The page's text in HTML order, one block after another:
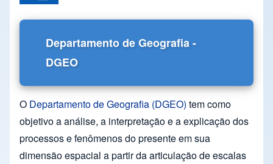
Departamento de Geografia -
DGEO
O Departamento de Geografia (DGEO) tem como
objetivo a análise, a interpretação e a explicação dos
processos e fenômenos do presente em sua
dimensão espacial a partir da articulação de escalas